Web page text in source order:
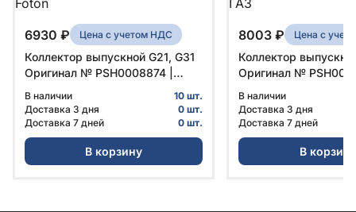
6930 ₽ Цена с учетом НДС
Коллектор выпускной G21, G31
Оригинал № PSН0008874 |
В наличии
10 шт.
Доставка 3 дня
0 шт.
Доставка 7 дней
0 шт.
В корзину
8003 ₽ Цена с
Коллектор
Оригинал №
В наличии
Доставка 3 дня
Доставка 7 дней
В корзину